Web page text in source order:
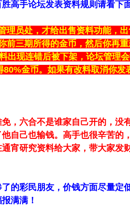
高手论坛发表资料规则请看下
理员处，才给出售资料功能，
前三期所得的金币，然后你再
出现连错后被下架，论坛管理
金币。如果有改料取消你发
，六合不是谁家自己开的，没
自己也输钱。高手也很辛苦的
宵研究资料给大家，带大家发
的彩民朋友，价钱方面尽量定
满满！